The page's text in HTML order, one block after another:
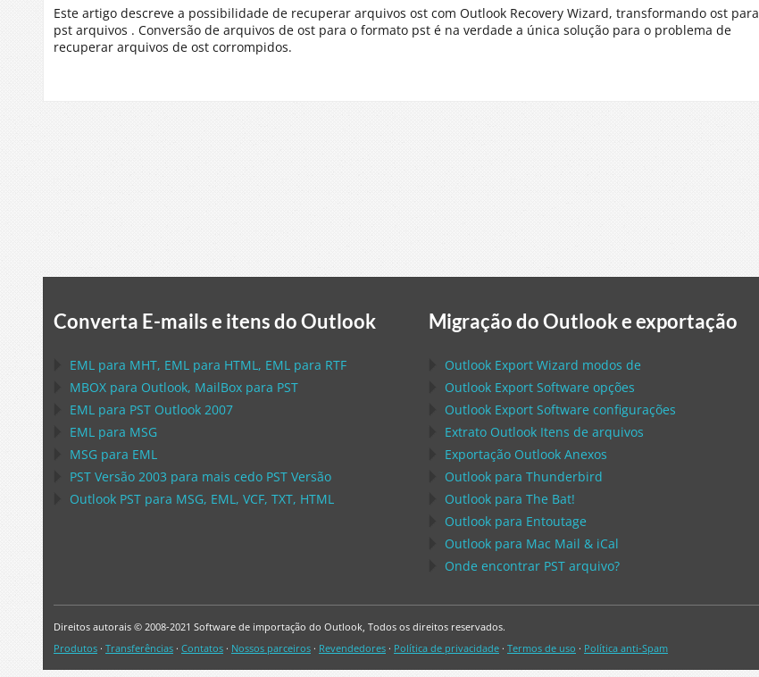
Este artigo descreve a possibilidade de recuperar arquivos ost com Outlook Recovery Wizard, transformando ost para
pst arquivos . Conversão de arquivos de ost para o formato pst é na verdade a única solução para o problema de
recuperar arquivos de ost corrompidos.
Converta E-mails e itens do Outlook
EML para MHT, EML para HTML, EML para RTF
MBOX para Outlook, MailBox para PST
EML para PST Outlook 2007
EML para MSG
MSG para EML
PST Versão 2003 para mais cedo PST Versão
Outlook PST para MSG, EML, VCF, TXT, HTML
Migração do Outlook e exportação
Outlook Export Wizard modos de
Outlook Export Software opções
Outlook Export Software configurações
Extrato Outlook Itens de arquivos
Exportação Outlook Anexos
Outlook para Thunderbird
Outlook para The Bat!
Outlook para Entoutage
Outlook para Mac Mail & iCal
Onde encontrar PST arquivo?
Direitos autorais © 2008-2021 Software de importação do Outlook, Todos os direitos reservados.
Produtos · Transferências · Contatos · Nossos parceiros · Revendedores · Política de privacidade · Termos de uso · Política anti-Spam